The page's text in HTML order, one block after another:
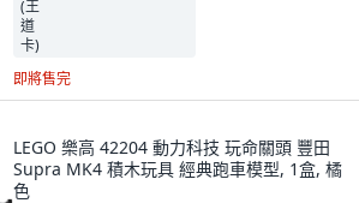
即將售完
LEGO 樂高 42204 動力科技 玩命關頭 豐田
Supra MK4 積木玩具 經典跑車模型, 1盒, 橘
色